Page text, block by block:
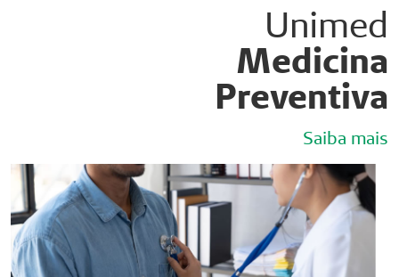
Unimed
Medicina
Preventiva
Saiba mais